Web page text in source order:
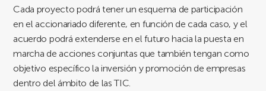
Cada proyecto podrá tener un esquema de participación
en el accionariado diferente, en función de cada caso, y el
acuerdo podrá extenderse en el futuro hacia la puesta en
marcha de acciones conjuntas que también tengan como
objetivo específico la inversión y promoción de empresas
dentro del ámbito de las TIC.